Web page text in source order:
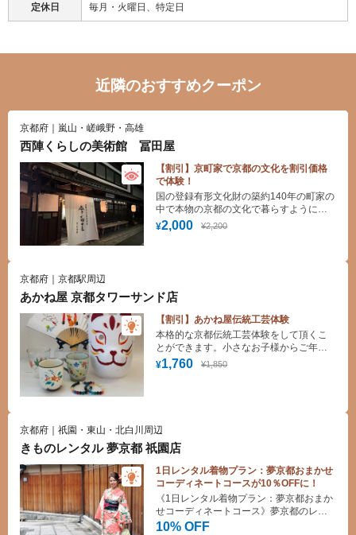
定休日 毎月・火曜日、特定日
近隣のおすすめクーポン
京都府｜嵐山・嵯峨野・高雄
西陣くらしの美術館 冨田屋
【割引】京町家で京都の文化を割引価格
で体験！
¥2,000 ¥2,200
国の登録有形文化財の築約140年の町家の
中で本物の京都の文化で暮らすように体
験いただけます。京都の思い出に是非お
いでください。
京都府｜京都駅周辺
あかね屋 京都タワーサンド店
【割引】あかね屋伝統工芸体験
¥1,760 ¥1,850
本格的な京都伝統工芸体験をして頂くこ
とができます。小さなお子様からご年配
の方まで楽しんで頂ける体験をご用意し
ております。
京都府｜祇園・東山・北白川周辺
きものレンタル 夢京都 祇園店
1日レンタル着物プラン：夢京都おまかせ
コーディネートコースが10％OFFに！
10% OFF
《1日レンタル着物プラン：夢京都おまか
せコーディネートコース》夢京都のレン
タル着物で京都を散策！